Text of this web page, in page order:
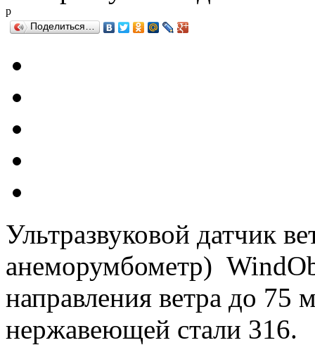
р
Поделиться…
Ультразвуковой датчик
анеморумбометр)
направления ветра до 75
нержавеющей стали 316.